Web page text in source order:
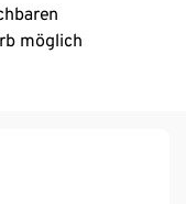
möglich